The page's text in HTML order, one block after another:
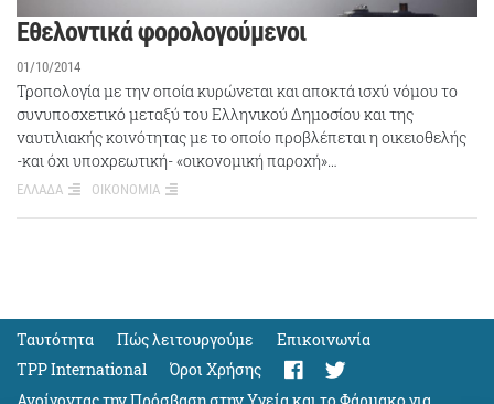
Εθελοντικά φορολογούμενοι
01/10/2014
Τροπολογία με την οποία κυρώνεται και αποκτά ισχύ νόμου το
συνυποσχετικό μεταξύ του Ελληνικού Δημοσίου και της
ναυτιλιακής κοινότητας με το οποίο προβλέπεται η οικειοθελής
-και όχι υποχρεωτική- «οικονομική παροχή»…
ΕΛΛΑΔΑ ΟΙΚΟΝΟΜΙΑ
Ταυτότητα Πώς λειτουργούμε
Eπικοινωνία
TPP International
Όροι Χρήσης